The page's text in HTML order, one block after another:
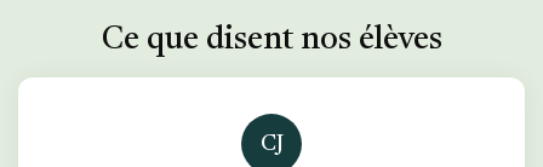
Ce que disent nos élèves
CJ